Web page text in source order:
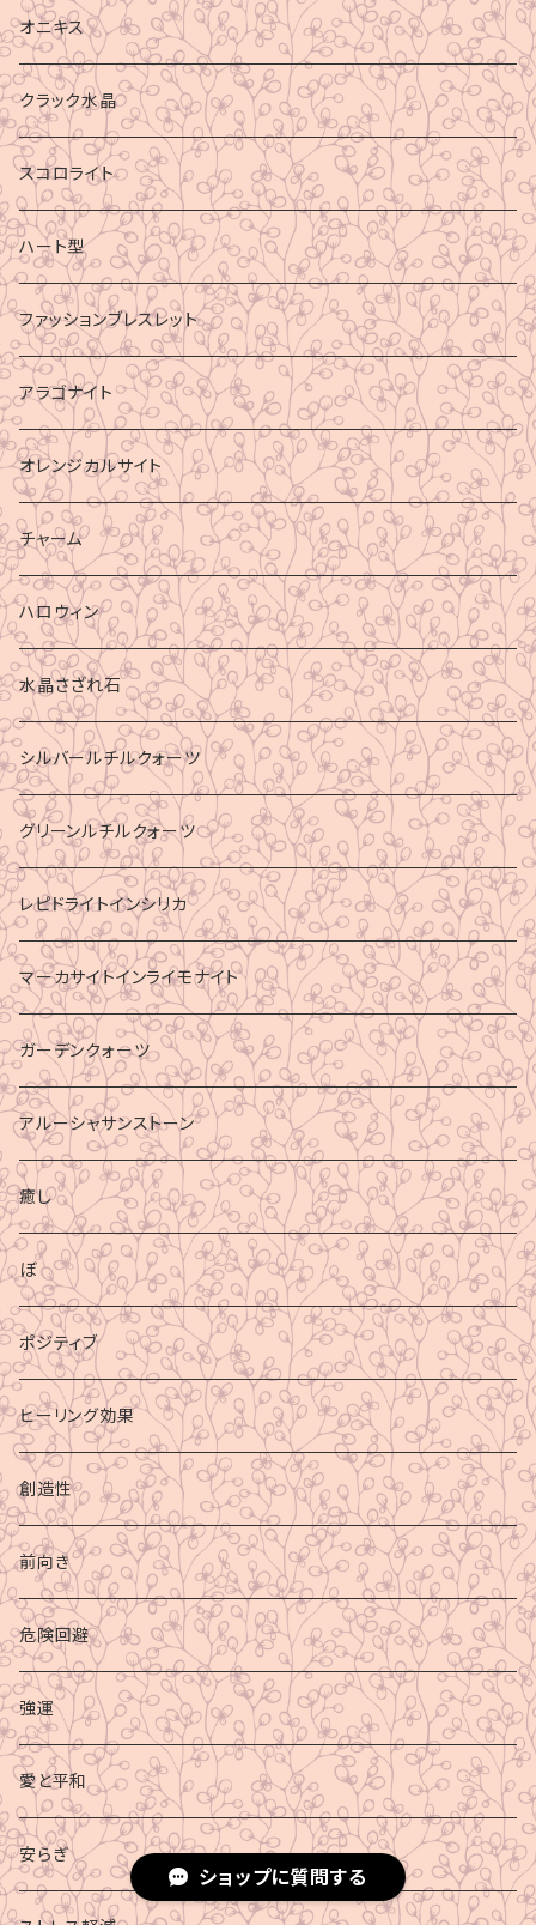
オニキス
クラック水晶
スコロライト
ハート型
ファッションブレスレット
アラゴナイト
オレンジカルサイト
チャーム
ハロウィン
水晶さざれ石
シルバールチルクォーツ
グリーンルチルクォーツ
レピドライトインシリカ
マーカサイトインライモナイト
ガーデンクォーツ
アルーシャサンストーン
癒し
ぼ
ポジティブ
ヒーリング効果
創造性
前向き
危険回避
強運
愛と平和
安らぎ
ショップに質問する